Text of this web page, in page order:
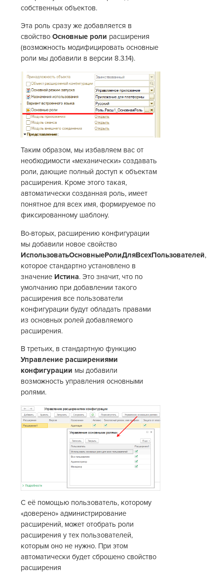
собственных объектов.
Эта роль сразу же добавляется в
свойствоОсновные роли расширения
(возможность модифицировать основные
роли мы добавили в версии 8.3.14).
Таким образом, мы избавляем вас от
необходимости «механически» создавать
роли, дающие полный доступ к объектам
расширения. Кроме этого такая,
автоматически созданная роль, имеет
понятное для всех имя, формируемое по
фиксированному шаблону.
Во-вторых, расширению конфигурации
мы добавили новое свойство
ИспользоватьОсновныеРолиДляВсехПользователей,
которое стандартно установлено в
значение Истина. Это значит, что по
умолчанию при добавлении такого
расширения все пользователи
конфигурации будут обладать правами
из основных ролей добавляемого
расширения.
В третьих, в стандартную функцию
Управление расширениями
конфигурации мы добавили
возможность управления основными
ролями.
С её помощью пользователь, которому
«доверено» администрирование
расширений, может отобрать роли
расширения у тех пользователей,
которым оно не нужно. При этом
автоматически будет сброшено свойство
расширения